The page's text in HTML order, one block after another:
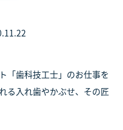
「歯科技工士」のお仕事を
る入れ歯やかぶせ、その匠